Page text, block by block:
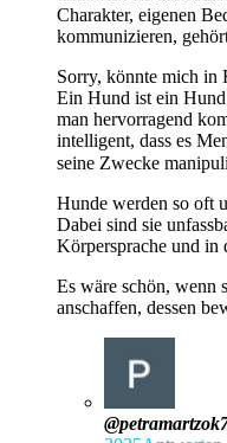
Charakter, eigenen
kommunizieren,
Sorry, könnte mich in
Ein Hund ist ein
man hervorragend
intelligent, dass es
seine Zwecke
Hunde werden so oft
Dabei sind sie
Körpersprache und in
Es wäre schön, wenn
anschaffen, dessen